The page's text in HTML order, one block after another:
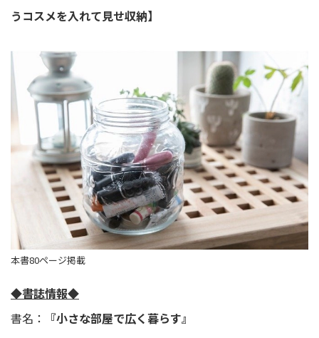
うコスメを入れて見せ収納】
本書80ページ掲載
◆書誌情報◆
書名：
『小さな部屋で広く暮らす』